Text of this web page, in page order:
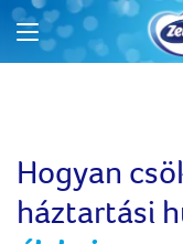
Hogyan
háztartási